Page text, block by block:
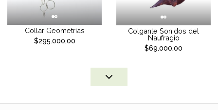
Collar Geometrías
$295.000,00
Colgante Sonidos del
Naufragio
$69.000,00